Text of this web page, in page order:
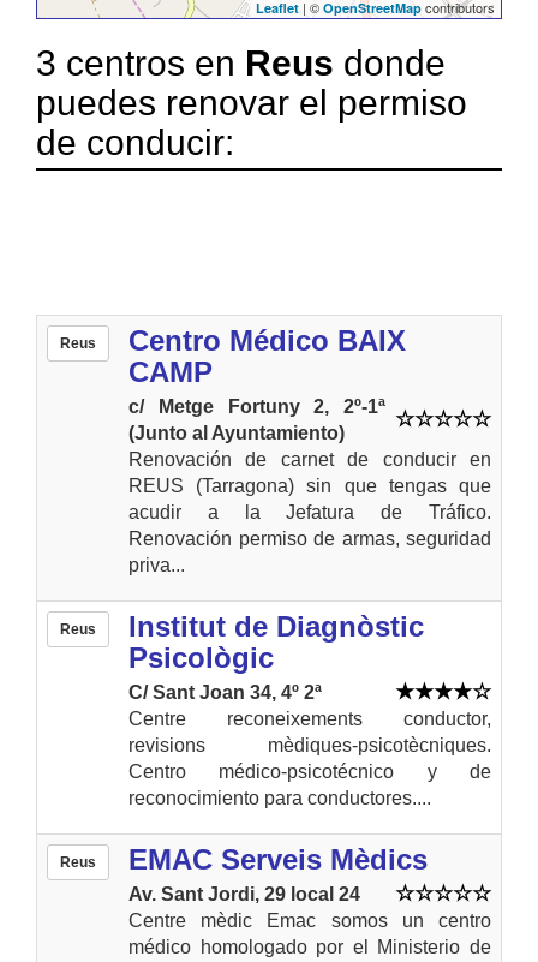
Leaflet | © OpenStreetMap contributors
3 centros en Reus donde
puedes renovar el permiso
de conducir:
Reus
Centro Médico BAIX
CAMP
c/ Metge Fortuny 2, 2º-1ª
(Junto al Ayuntamiento)
Renovación de carnet de conducir en
REUS (Tarragona) sin que tengas que
acudir a la Jefatura de Tráfico.
Renovación permiso de armas, seguridad
priva...
Reus
Institut de Diagnòstic
Psicològic
C/ Sant Joan 34, 4º 2ª
Centre reconeixements conductor,
revisions mèdiques-psicotècniques.
Centro médico-psicotécnico y de
reconocimiento para conductores....
Reus EMAC Serveis Mèdics
Av. Sant Jordi, 29 local 24
Centre mèdic Emac somos un centro
médico homologado por el Ministerio de